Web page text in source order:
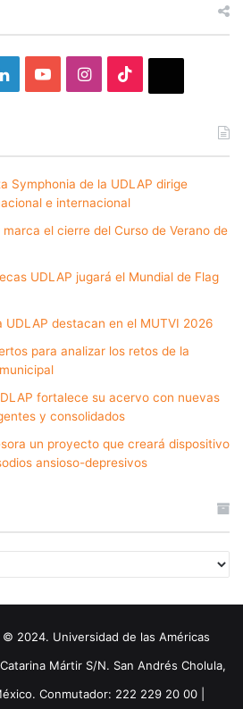
LinkedInYouTubeInstagram
Symphonia de la UDLAP dirige
e internacional
el cierre del Curso de Verano de
UDLAP jugará el Mundial de Flag
UDLAP destacan en el MUTVI 2026
para analizar los retos de la
fortalece su acervo con nuevas
y consolidados
un proyecto que creará dispositivo
ansioso-depresivos
2024. Universidad de las Américas
Mártir S/N. San Andrés Cholula,
Conmutador: 222 229 20 00 |